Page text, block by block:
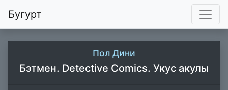
Бугурт
Пол Дини
Бэтмен. Detective Comics. Укус акулы